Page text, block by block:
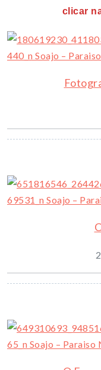
clicar